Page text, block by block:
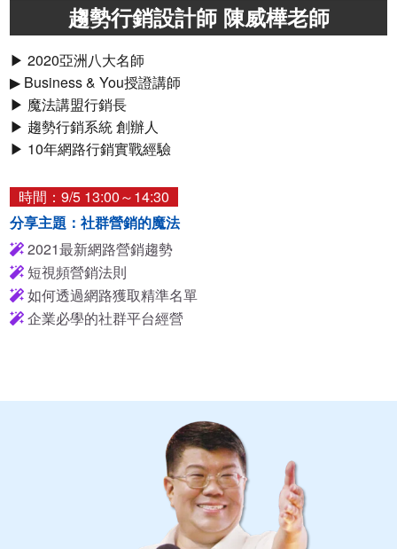
趨勢行銷設計師 陳威樺老師
▶ 2020亞洲八大名師
▶ Business & You授證講師
▶ 魔法講盟行銷長
▶ 趨勢行銷系統 創辦人
▶ 10年網路行銷實戰經驗
時間：9/5 13:00～14:30
分享主題：社群營銷的魔法
2021最新網路營銷趨勢
短視頻營銷法則
如何透過網路獲取精準名單
企業必學的社群平台經營